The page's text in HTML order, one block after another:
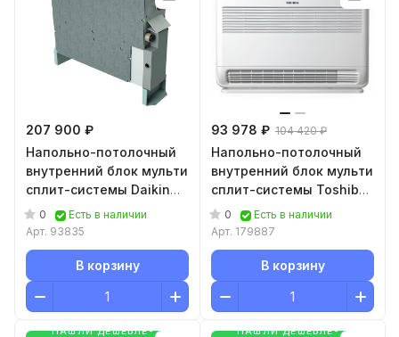
207 900 ₽
Напольно-потолочный
внутренний блок мульти
сплит-системы Daikin
FNA60A9
0
Есть в наличии
Арт. 93835
В корзину
93 978 ₽ 104 420 ₽
Напольно-потолочный
внутренний блок мульти
сплит-системы Toshiba
RAS-B10J2FVG-E
0
Есть в наличии
Арт. 179887
В корзину
НАШЛИ ДЕШЕВЛЕ-
НАШЛИ ДЕШЕВЛЕ-